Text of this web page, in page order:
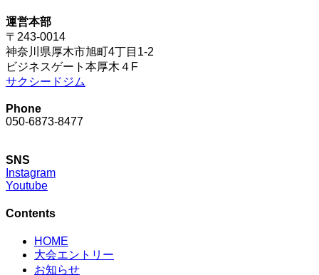
運営本部
〒243-0014
神奈川県厚木市旭町4丁目1-2
ビジネスゲート本厚木４F
サクシードジム
Phone
050-6873-8477
SNS
Instagram
Youtube
Contents
HOME
大会エントリー
お知らせ